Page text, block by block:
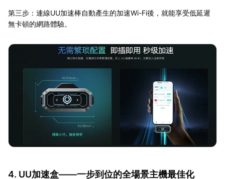
第三步：連線UU加速棒自動產生的加速Wi-Fi後，就能享受低延遲
無卡頓的網路體驗。
4. UU加速盒——一步到位的全場景主機最佳化